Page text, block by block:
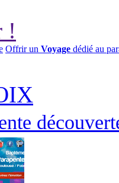
!
Offrir un Voyage dédié au